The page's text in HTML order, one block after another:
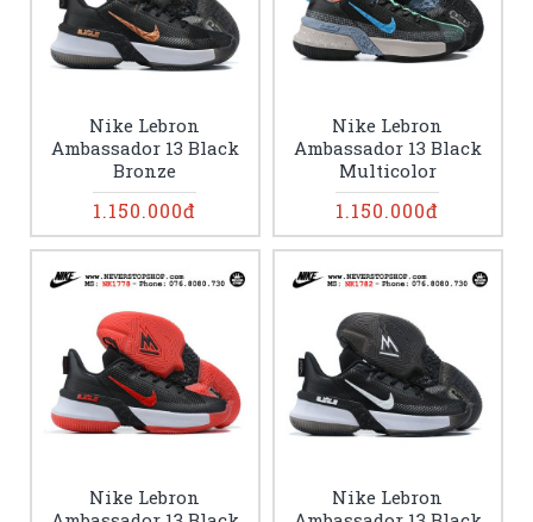
Nike Lebron
Ambassador 13 Black
Bronze
1.150.000đ
Nike Lebron
Ambassador 13 Black
Multicolor
1.150.000đ
Nike Lebron
Nike Lebron